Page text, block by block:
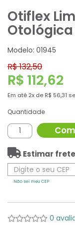
Otiflex
Otológica
Modelo: 01945
R$ 132,50
R$ 112,62
Em até 2x de R$ 56,31
Quantidade
Estimar frete
Não sei meu CEP
0